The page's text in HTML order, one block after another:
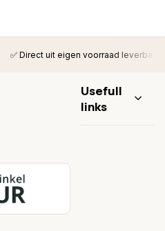
✅ Direct uit eigen voorraad leverbaar
Usefull
links